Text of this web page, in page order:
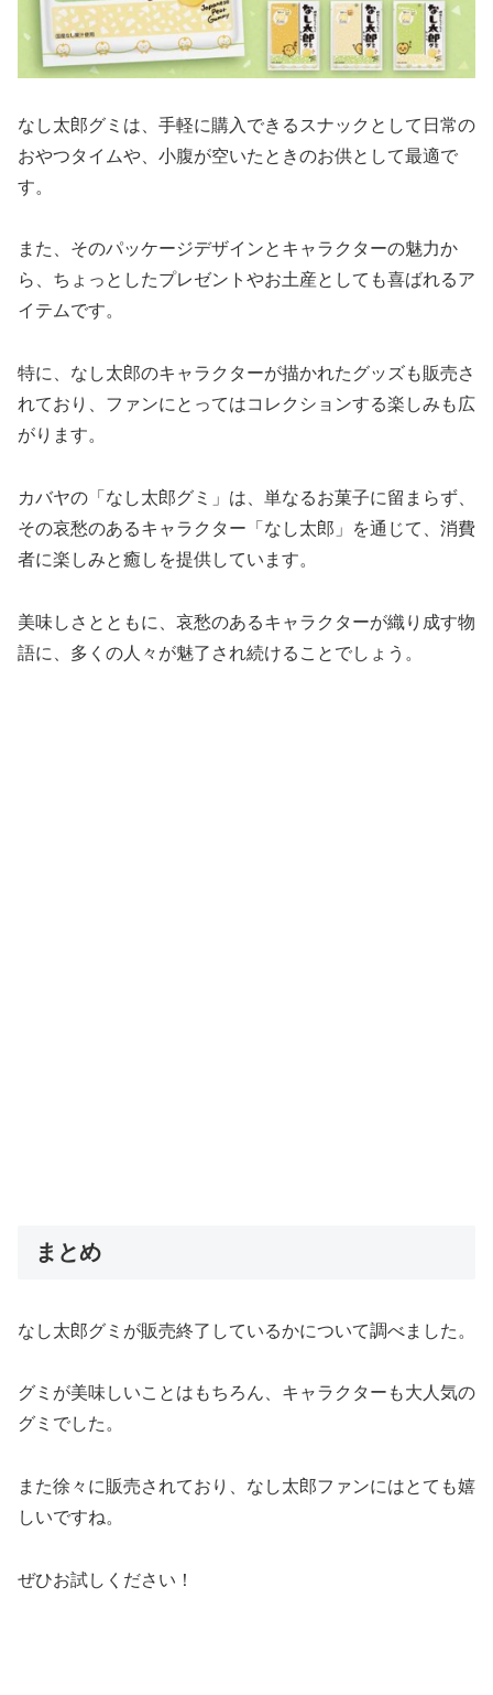
なし太郎グミは、手軽に購入できるスナックとして日常の
おやつタイムや、小腹が空いたときのお供として最適で
す。
また、そのパッケージデザインとキャラクターの魅力か
ら、ちょっとしたプレゼントやお土産としても喜ばれるア
イテムです。
特に、なし太郎のキャラクターが描かれたグッズも販売さ
れており、ファンにとってはコレクションする楽しみも広
がります。
カバヤの「なし太郎グミ」は、単なるお菓子に留まらず、
その哀愁のあるキャラクター「なし太郎」を通じて、消費
者に楽しみと癒しを提供しています。
美味しさとともに、哀愁のあるキャラクターが織り成す物
語に、多くの人々が魅了され続けることでしょう。
まとめ
なし太郎グミが販売終了しているかについて調べました。
グミが美味しいことはもちろん、キャラクターも大人気の
グミでした。
また徐々に販売されており、なし太郎ファンにはとても嬉
しいですね。
ぜひお試しください！